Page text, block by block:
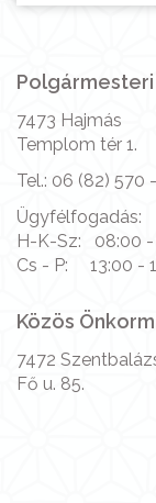
7473 Hajmás
Templom tér 1.
Tel.: 06 (82) 570
Ügyfélfogadás:
H-K-Sz: 08:00 -
Cs - P: 13:00 -
Közös
7472
Fő u. 85.